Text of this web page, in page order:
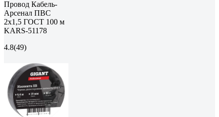
Провод Кабель-
Арсенал ПВС
2х1,5 ГОСТ 100 м
KARS-51178
4.8(49)